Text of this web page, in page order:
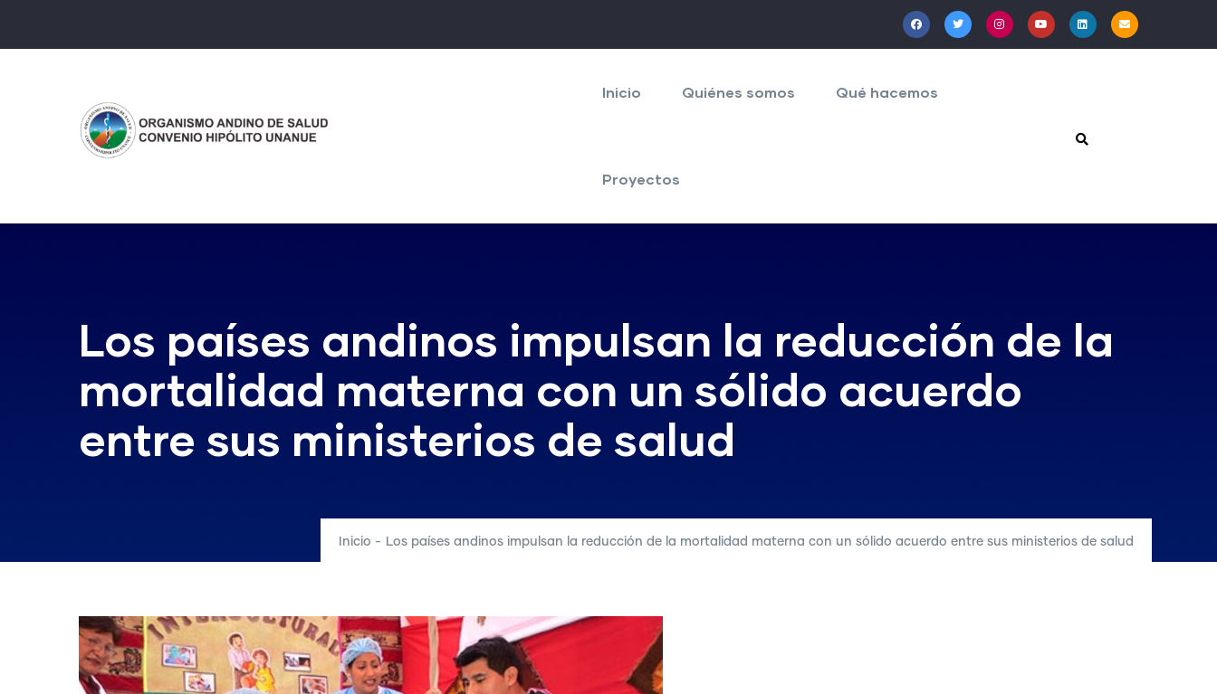
al
principal
Inicio Quiénes somos Qué hacemos
Proyectos
Los países andinos impulsan la reducción de la
mortalidad materna con un sólido acuerdo
entre sus ministerios de salud
Inicio - Los países andinos impulsan la reducción de la mortalidad materna con un sólido acuerdo entre sus ministerios de salud